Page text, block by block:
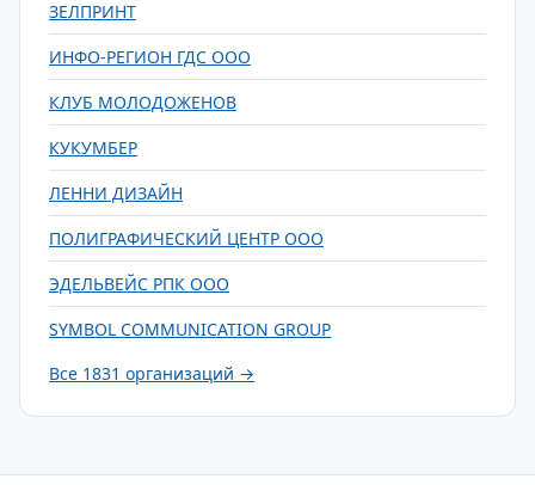
ЗЕЛПРИНТ
ИНФО-РЕГИОН ГДС ООО
КЛУБ МОЛОДОЖЕНОВ
КУКУМБЕР
ЛЕННИ ДИЗАЙН
ПОЛИГРАФИЧЕСКИЙ ЦЕНТР ООО
ЭДЕЛЬВЕЙС РПК ООО
SYMBOL COMMUNICATION GROUP
Все 1831 организаций →